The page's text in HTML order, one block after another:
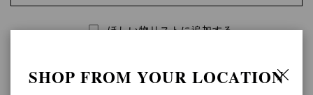
ほしい物リストに追加する
商品の詳細
SHOP FROM YOUR LOCATION